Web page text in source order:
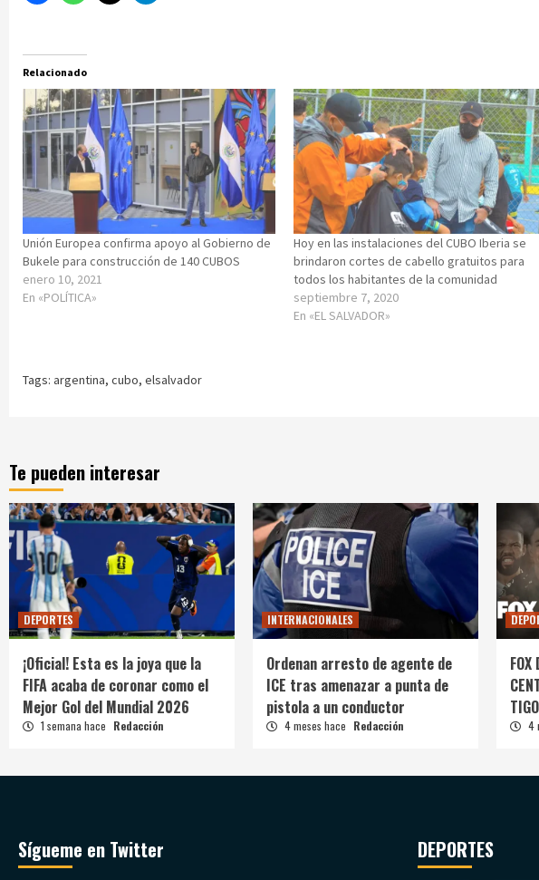
Relacionado
Unión Europea confirma apoyo al Gobierno de
Bukele para construcción de 140 CUBOS
enero 10, 2021
En «POLÍTICA»
Hoy en las instalaciones del CUBO Iberia se
brindaron cortes de cabello gratuitos para
todos los habitantes de la comunidad
septiembre 7, 2020
En «EL SALVADOR»
Tags: argentina, cubo, elsalvador
Te pueden interesar
DEPORTES
¡Oficial! Esta es la joya que la
FIFA acaba de coronar como el
Mejor Gol del Mundial 2026
1 semana hace Redacción
INTERNACIONALES
Ordenan arresto de agente de
ICE tras amenazar a punta de
pistola a un conductor
4 meses hace Redacción
FOX
4
Sígueme en Twitter DEPORTES